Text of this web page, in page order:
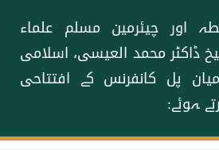
اور چیئرمین مسلم علماء
ڈاکٹر محمد العیسی، اسلامی
پل کانفرنس کے افتتاحی
ہوئے: